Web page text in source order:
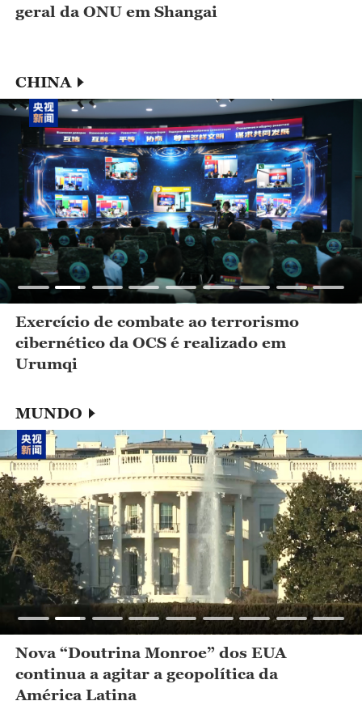
geral da ONU em Shangai
CHINA
Exercício de combate ao terrorismo
cibernético da OCS é realizado em
Urumqi
MUNDO
Nova “Doutrina Monroe” dos EUA
continua a agitar a geopolítica da
América Latina